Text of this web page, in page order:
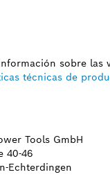
sobre las
técnicas de
Tools GmbH
40-46
Echterdingen